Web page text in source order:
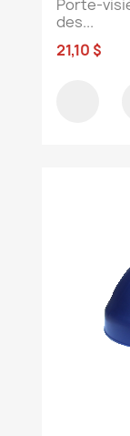
Porte-
des...
21,10 $